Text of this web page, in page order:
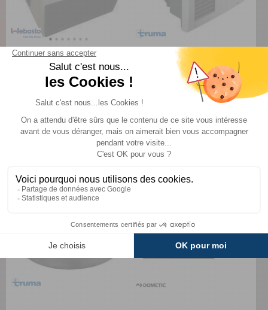
Kit Thermobox Evo 12V
4 139 €
A partir de : 3 499 €TTC
Ventouse Combi D6 (E)
409 €TTC
AJOUTER AU PANIER